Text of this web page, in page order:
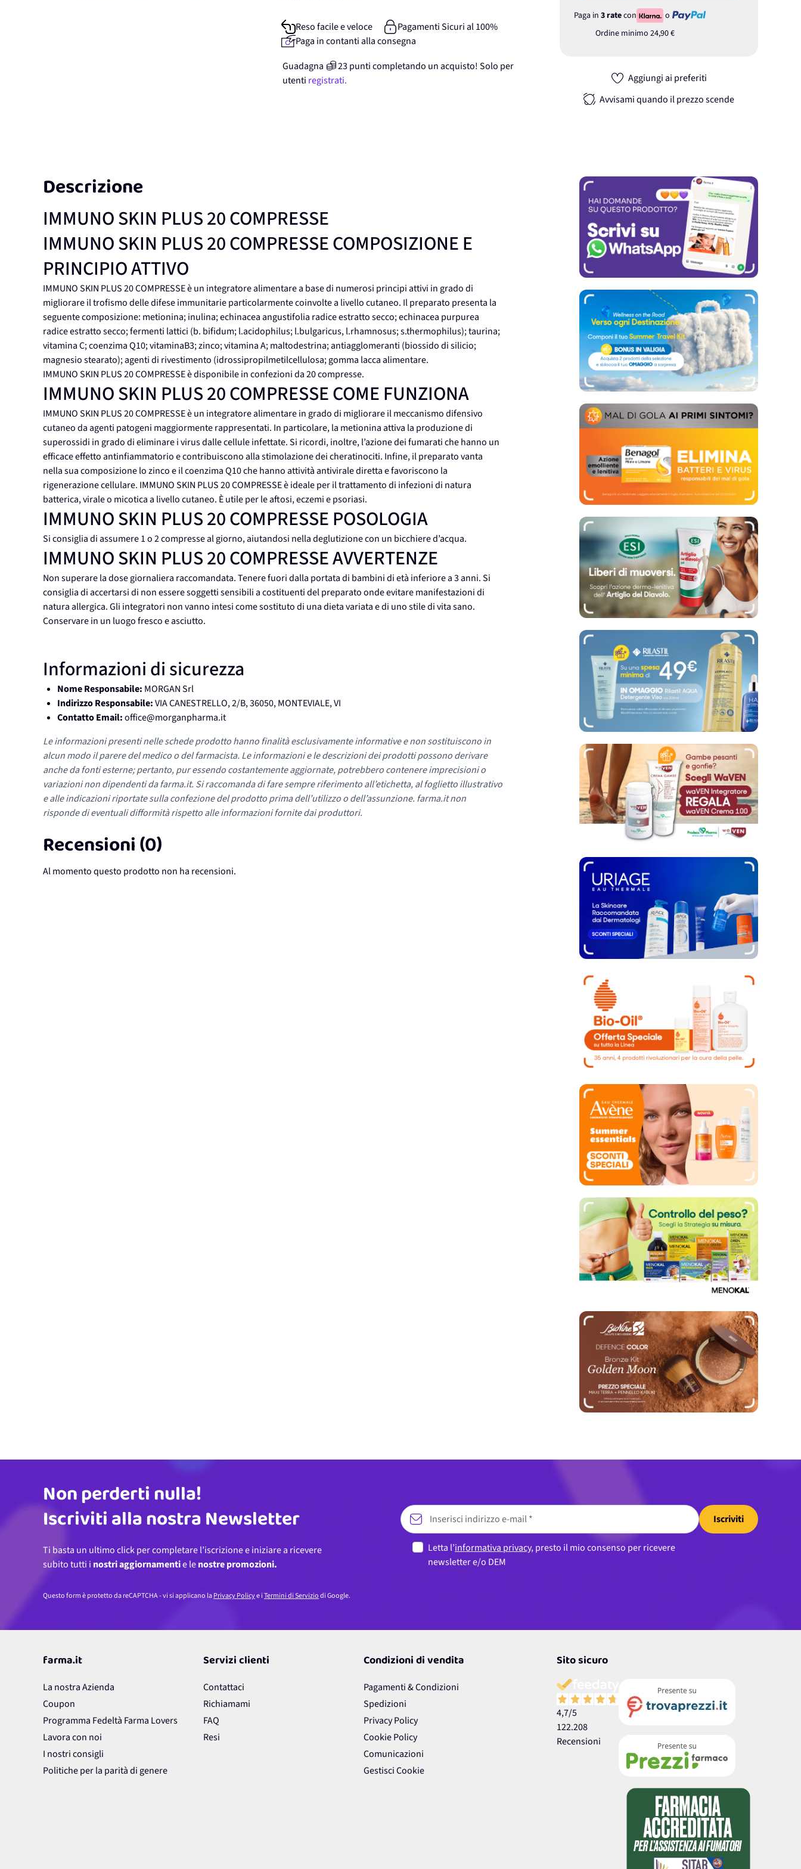
Paga in 3 ratecon
o
Ordine minimo 24,90 €
Aggiungi ai preferiti
Avvisami quando il prezzo scende
Reso facile e veloce
Pagamenti Sicuri al 100%
Paga in contanti alla consegna
Guadagna
23punticompletando un acquisto! Solo per
utenti registrati.
Descrizione
IMMUNO SKIN PLUS 20 COMPRESSE
IMMUNO SKIN PLUS 20 COMPRESSE COMPOSIZIONE E
PRINCIPIO ATTIVO
IMMUNO SKIN PLUS 20 COMPRESSE è un integratore alimentare a base di numerosi principi attivi in grado di
migliorare il trofismo delle difese immunitarie particolarmente coinvolte a livello cutaneo. Il preparato presenta la
seguente composizione: metionina; inulina; echinacea angustifolia radice estratto secco; echinacea purpurea
radice estratto secco; fermenti lattici (b. bifidum; l.acidophilus; l.bulgaricus, l.rhamnosus; s.thermophilus); taurina;
vitamina C; coenzima Q10; vitaminaB3; zinco; vitamina A; maltodestrina; antiagglomeranti (biossido di silicio;
magnesio stearato); agenti di rivestimento (idrossipropilmetilcellulosa; gomma lacca alimentare.
IMMUNO SKIN PLUS 20 COMPRESSE è disponibile in confezioni da 20 compresse.
IMMUNO SKIN PLUS 20 COMPRESSE COME FUNZIONA
IMMUNO SKIN PLUS 20 COMPRESSE è un integratore alimentare in grado di migliorare il meccanismo difensivo
cutaneo da agenti patogeni maggiormente rappresentati. In particolare, la metionina attiva la produzione di
superossidi in grado di eliminare i virus dalle cellule infettate. Si ricordi, inoltre, l’azione dei fumarati che hanno un
efficace effetto antinfiammatorio e contribuiscono alla stimolazione dei cheratinociti. Infine, il preparato vanta
nella sua composizione lo zinco e il coenzima Q10 che hanno attività antivirale diretta e favoriscono la
rigenerazione cellulare. IMMUNO SKIN PLUS 20 COMPRESSE è ideale per il trattamento di infezioni di natura
batterica, virale o micotica a livello cutaneo. È utile per le aftosi, eczemi e psoriasi.
IMMUNO SKIN PLUS 20 COMPRESSE POSOLOGIA
Si consiglia di assumere 1 o 2 compresse al giorno, aiutandosi nella deglutizione con un bicchiere d’acqua.
IMMUNO SKIN PLUS 20 COMPRESSE AVVERTENZE
Non superare la dose giornaliera raccomandata. Tenere fuori dalla portata di bambini di età inferiore a 3 anni. Si
consiglia di accertarsi di non essere soggetti sensibili a costituenti del preparato onde evitare manifestazioni di
natura allergica. Gli integratori non vanno intesi come sostituto di una dieta variata e di uno stile di vita sano.
Conservare in un luogo fresco e asciutto.
Informazioni di sicurezza
Nome Responsabile: MORGAN Srl
Indirizzo Responsabile:VIA CANESTRELLO, 2/B, 36050, MONTEVIALE, VI
Contatto Email:office@morganpharma.it
Le informazioni presenti nelle schede prodotto hanno finalità esclusivamente informative e non sostituiscono in
alcun modo il parere del medico o del farmacista. Le informazioni e le descrizioni dei prodotti possono derivare
anche da fonti esterne; pertanto, pur essendo costantemente aggiornate, potrebbero contenere imprecisioni o
variazioni non dipendenti da farma.it. Si raccomanda di fare sempre riferimento all’etichetta, al foglietto illustrativo
e alle indicazioni riportate sulla confezione del prodotto prima dell’utilizzo o dell’assunzione. farma.it non
risponde di eventuali difformità rispetto alle informazioni fornite dai produttori.
Recensioni (0)
Al momento questo prodotto non ha recensioni.
Indirizzo email
Non perderti nulla!
Iscriviti alla nostra Newsletter
Ti basta un ultimo click per completare l’iscrizione e iniziare a ricevere
subito tutti i nostri aggiornamentie lenostre promozioni.
Iscriviti
Letta l’informativa privacy, presto il mio consenso per ricevere
newsletter e/o DEM
Questo form è protetto da reCAPTCHA - vi si applicano laPrivacy Policye iTermini di Serviziodi Google.
farma.it
La nostra Azienda
Coupon
Programma Fedeltà Farma Lovers
Lavora con noi
I nostri consigli
Politiche per la parità di genere
Servizi clienti
Contattaci
Richiamami
FAQ
Resi
Condizioni di vendita
Pagamenti & Condizioni
Spedizioni
Privacy Policy
Cookie Policy
Comunicazioni
Gestisci Cookie
Sito sicuro
4,7/5
122.208
Recensioni